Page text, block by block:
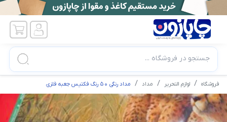
جستجو در فروشگاه ...
فروشگاه لوازم التحریر مداد مداد رنگی ۵۰ رنگ فکتیس جعبه فلزی